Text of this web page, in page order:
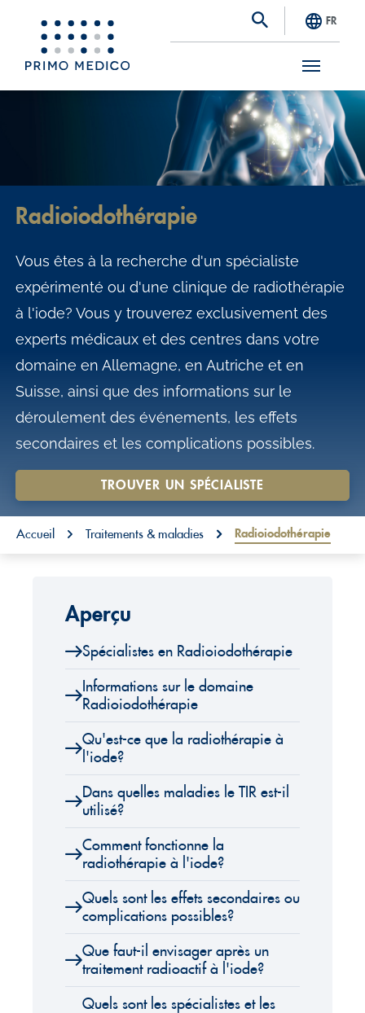
S
FR
Radioiodothérapie
Vous êtes à la recherche d'un spécialiste
expérimenté ou d'une clinique de radiothérapie
à l'iode? Vous y trouverez exclusivement des
experts médicaux et des centres dans votre
domaine en Allemagne, en Autriche et en
Suisse, ainsi que des informations sur le
déroulement des événements, les effets
secondaires et les complications possibles.
TROUVER UN SPÉCIALISTE
You are here:
Accueil Traitements & maladies Radioiodothérapie
Aperçu
Spécialistes en Radioiodothérapie
Informations sur le domaine
Radioiodothérapie
Qu'est-ce que la radiothérapie à
l'iode?
Dans quelles maladies le TIR est-il
utilisé?
Comment fonctionne la
radiothérapie à l'iode?
Quels sont les effets secondaires ou
complications possibles?
Que faut-il envisager après un
traitement radioactif à l'iode?
Quels sont les spécialistes et les